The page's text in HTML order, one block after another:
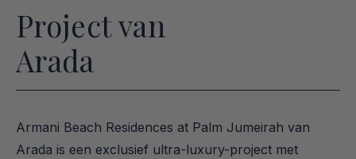
Project van
Arada
Armani Beach Residences at Palm Jumeirah van
Arada is een exclusief ultra-luxury-project met